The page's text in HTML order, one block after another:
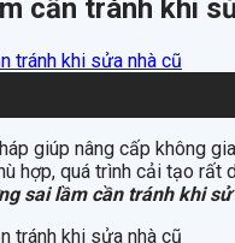
cần tránh khi
giúp nâng cấp không
hợp, quá trình cải tạo
sai lầm cần tránh khi sử